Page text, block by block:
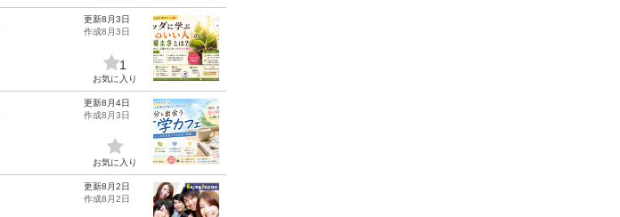
更新8月3日
作成8月3日
1
お気に入り
更新8月4日
作成8月3日
お気に入り
更新8月2日
作成8月2日